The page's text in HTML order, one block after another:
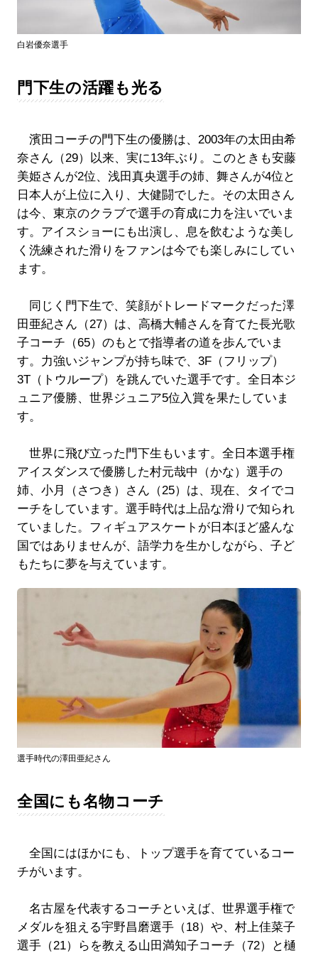
白岩優奈選手
門下生の活躍も光る
濱田コーチの門下生の優勝は、2003年の太田由希
奈さん（29）以来、実に13年ぶり。このときも安藤
美姫さんが2位、浅田真央選手の姉、舞さんが4位と
日本人が上位に入り、大健闘でした。その太田さん
は今、東京のクラブで選手の育成に力を注いでいま
す。アイスショーにも出演し、息を飲むような美し
く洗練された滑りをファンは今でも楽しみにしてい
ます。
同じく門下生で、笑顔がトレードマークだった澤
田亜紀さん（27）は、高橋大輔さんを育てた長光歌
子コーチ（65）のもとで指導者の道を歩んでいま
す。力強いジャンプが持ち味で、3F（フリップ）
3T（トウループ）を跳んでいた選手です。全日本ジ
ュニア優勝、世界ジュニア5位入賞を果たしていま
す。
世界に飛び立った門下生もいます。全日本選手権
アイスダンスで優勝した村元哉中（かな）選手の
姉、小月（さつき）さん（25）は、現在、タイでコ
ーチをしています。選手時代は上品な滑りで知られ
ていました。フィギュアスケートが日本ほど盛んな
国ではありませんが、語学力を生かしながら、子ど
もたちに夢を与えています。
選手時代の澤田亜紀さん
全国にも名物コーチ
全国にはほかにも、トップ選手を育てているコー
チがいます。
名古屋を代表するコーチといえば、世界選手権で
メダルを狙える宇野昌磨選手（18）や、村上佳菜子
選手（21）らを教える山田満知子コーチ（72）と樋